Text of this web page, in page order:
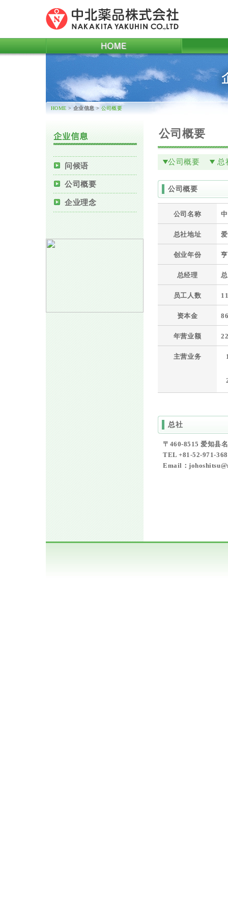
企业信息
HOME > 企业信息> 公司概要
公司概要
公司概要 总
公司概要
公司名称
总社地址
创业年份
总经理
员工人数
资本金
年营业额
主营业务
总社
〒460-8515 爱知县
TEL +81-52-971-
Email：
问候语
公司概要
企业理念